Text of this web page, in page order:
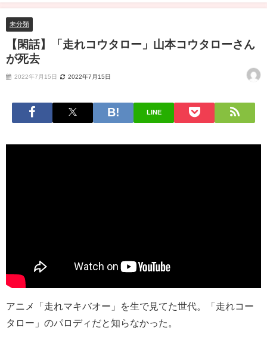
未分類
【閑話】「走れコウタロー」山本コウタローさん
が死去
2022年7月15日 2022年7月15日
LINE
アニメ「走れマキバオー」を生で見てた世代。「走れコー
タロー」のパロディだと知らなかった。